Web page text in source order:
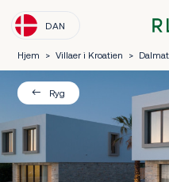
DAN
Hjem > Villaer i Kroatien >
Ryg